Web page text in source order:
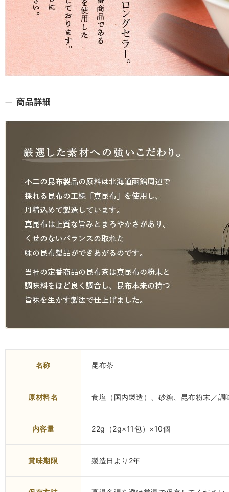
名称 昆布茶
原材料名 食塩（国内製造）、砂糖、昆布粉末／調
内容量 22g（2g×11包）×10個
賞味期限 製造日より2年